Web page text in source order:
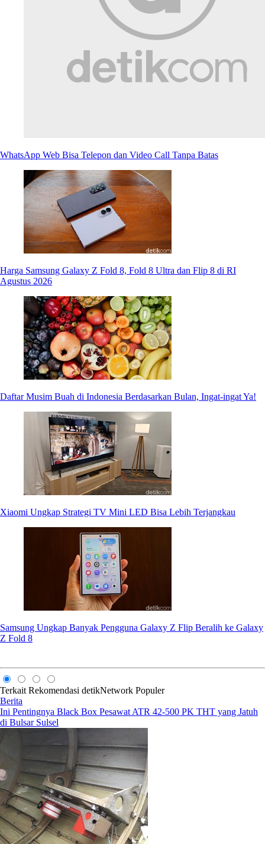
WhatsApp Web Bisa Telepon dan Video Call Tanpa Batas
Harga Samsung Galaxy Z Fold 8, Fold 8 Ultra dan Flip 8 di RI
Agustus 2026
Daftar Musim Buah di Indonesia Berdasarkan Bulan, Ingat-ingat Ya!
Xiaomi Ungkap Strategi TV Mini LED Bisa Lebih Terjangkau
Samsung Ungkap Banyak Pengguna Galaxy Z Flip Beralih ke Galaxy
Z Fold 8
Terkait Rekomendasi detikNetwork Populer
Berita
Ini Pentingnya Black Box Pesawat ATR 42-500 PK THT yang Jatuh
di Bulsar Sulsel